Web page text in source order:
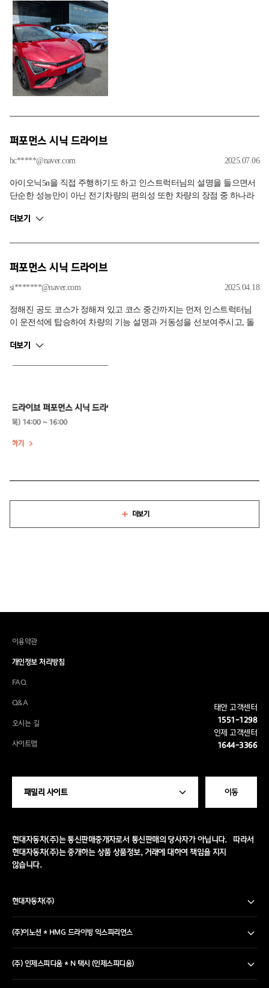
퍼포먼스 시닉 드라이브
hc*****@naver.com 2025.07.06
아이오닉5n을 직접 주행하기도 하고 인스트럭터님의 설명을 들으면서
단순한 성능만이 아닌 전기차량의 편의성 또한 차량의 장점 중 하나라
더보기
퍼포먼스 시닉 드라이브
si*******@naver.com 2025.04.18
정해진 공도 코스가 정해져 있고 코스 중간까지는 먼저 인스트럭터님
이 운전석에 탑승하여 차량의 기능 설명과 거동성을 선보여주시고, 돌
터님과 2시간 가량 데이트(?)를 할 수 있는데 평범하게 차를 좋아하신다
더보기
더보기
이용약관
개인정보 처리방침
FAQ
Q&A
오시는 길
사이트맵
패밀리 사이트 이동
태안 고객센터
1551-1298
인제 고객센터
1644-3366
현대자동차(주)는 통신판매중개자로서 통신판매의 당사자가 아닙니다. 따라서
현대자동차(주)는 중개하는 상품 상품정보, 거래에 대하여 책임을 지지
않습니다.
현대자동차(주)
(주)이노션* HMG 드라이빙 익스피리언스
(주) 인제스피디움 * N 택시 (인제스피디움)